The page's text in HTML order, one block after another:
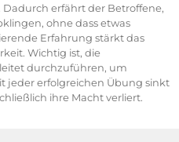
erfährt der Betroffene,
ohne dass etwas
Erfahrung stärkt das
Wichtig ist, die
durchzuführen, um
jeder erfolgreichen Übung sinkt
ihre Macht verliert.